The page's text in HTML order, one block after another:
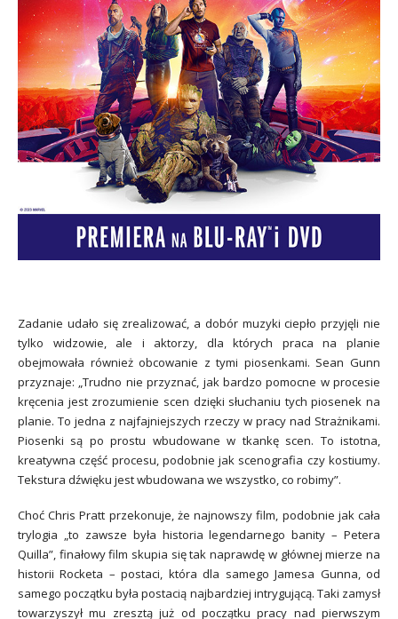
Zadanie udało się zrealizować, a dobór muzyki ciepło przyjęli nie
tylko widzowie, ale i aktorzy, dla których praca na planie
obejmowała również obcowanie z tymi piosenkami. Sean Gunn
przyznaje: „Trudno nie przyznać, jak bardzo pomocne w procesie
kręcenia jest zrozumienie scen dzięki słuchaniu tych piosenek na
planie. To jedna z najfajniejszych rzeczy w pracy nad Strażnikami.
Piosenki są po prostu wbudowane w tkankę scen. To istotna,
kreatywna część procesu, podobnie jak scenografia czy kostiumy.
Tekstura dźwięku jest wbudowana we wszystko, co robimy”.
Choć Chris Pratt przekonuje, że najnowszy film, podobnie jak cała
trylogia „to zawsze była historia legendarnego banity – Petera
Quilla”, finałowy film skupia się tak naprawdę w głównej mierze na
historii Rocketa – postaci, która dla samego Jamesa Gunna, od
samego początku była postacią najbardziej intrygującą. Taki zamysł
towarzyszył mu zresztą już od początku pracy nad pierwszym